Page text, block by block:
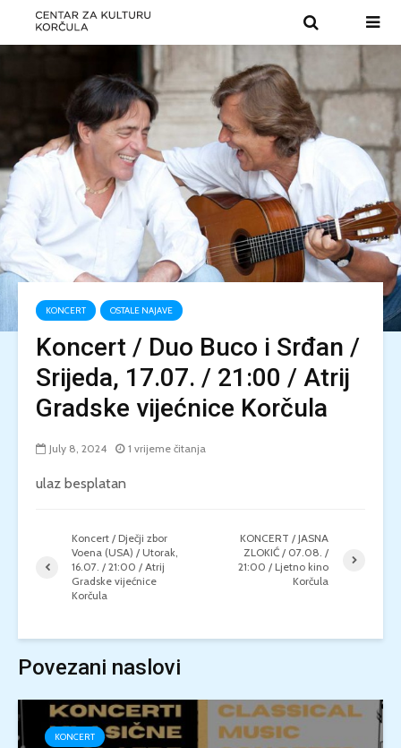
KONCERT OSTALE NAJAVE
Koncert / Duo Buco i Srđan /
Srijeda, 17.07. / 21:00 / Atrij
Gradske vijećnice Korčula
July 8, 2024 1 vrijeme čitanja
ulaz besplatan
Koncert / Dječji zbor
Voena (USA) / Utorak,
16.07. / 21:00 / Atrij
Gradske vijećnice
Korčula
KONCERT / JASNA
ZLOKIĆ / 07.08. /
21:00 / Ljetno kino
Korčula
Povezani naslovi
KONCERT